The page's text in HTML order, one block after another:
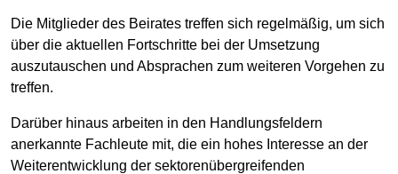
Die Mitglieder des Beirates treffen sich regelmäßig, um sich
über die aktuellen Fortschritte bei der Umsetzung
auszutauschen und Absprachen zum weiteren Vorgehen zu
treffen.
Darüber hinaus arbeiten in den Handlungsfeldern
anerkannte Fachleute mit, die ein hohes Interesse an der
Weiterentwicklung der sektorenübergreifenden